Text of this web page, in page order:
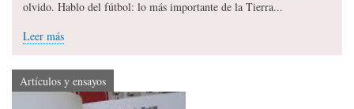
olvido. Hablo del fútbol: lo más importante de la Tierra...
Leer más
Artículos y ensayos